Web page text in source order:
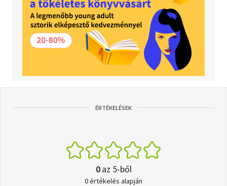
ÉRTÉKELÉSEK
0az 5-ből
0 értékelés alapján